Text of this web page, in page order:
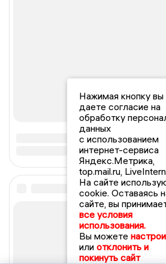
Нажимая кнопку вы
даете согласие на
обработку
данных
с использованием
интернет-сервиса
Яндекс.Метрика,
top.mail.ru,
На сайте
cookie. Оставаясь
сайте, вы
все условия
использования.
Вы можете
или отклонить и
покинуть сайт